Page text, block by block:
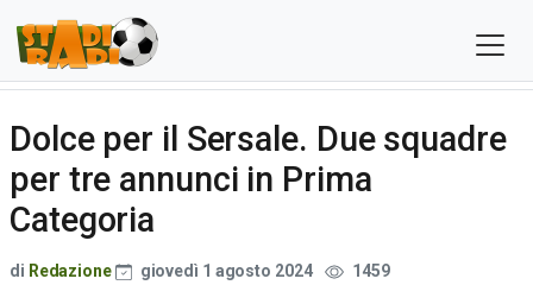
Dolce per il Sersale. Due squadre
per tre annunci in Prima
Categoria
di Redazione giovedì 1 agosto 2024 1459